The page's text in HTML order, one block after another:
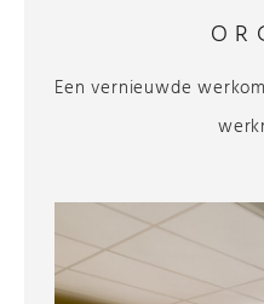
Een vernieuwde